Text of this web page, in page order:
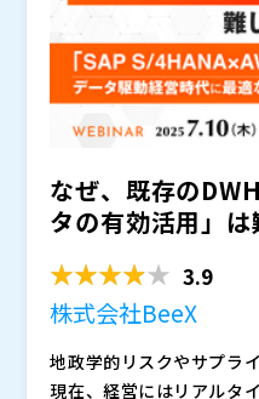
れる可能性があります。
なぜ、既存の
タの有効活用」は
3.9
株式会社BeeX
地政学的リスクやサプラ
現在、経営にはリアルタ